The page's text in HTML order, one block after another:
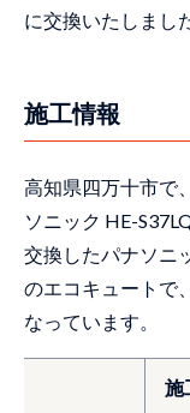
に交換いたしまし
施工情報
高知県四万十市で
ソニック HE-
交換したパナソニ
のエコキュートで
なっています。
施